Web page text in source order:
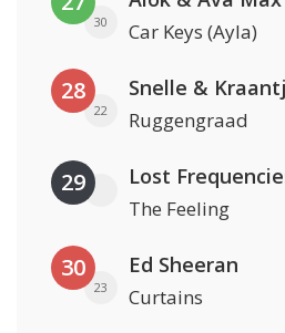
30 Car Keys (Ayla)
28
22
Snelle &
Ruggengraad
29 Lost
The Feeling
30
23
Ed Sheeran
Curtains